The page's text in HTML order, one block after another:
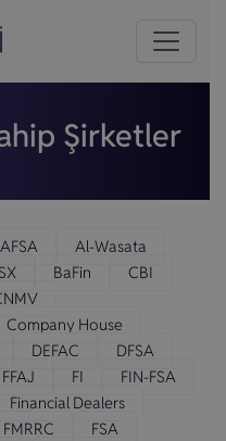
Şirketler
AFSA
Al-Wasata
BaFin
CBI
Company House
DEFAC
DFSA
FFAJ FI
FIN-FSA
Financial Dealers
FMRRC
FSA